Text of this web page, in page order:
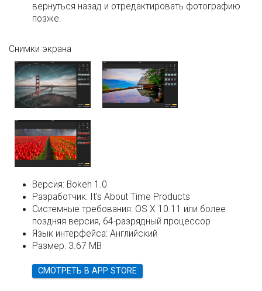
вернуться назад и отредактировать фотографию
позже.
Снимки экрана
Версия: Bokeh 1.0
Разработчик: It's About Time Products
Системные требования: OS X 10.11 или более
поздняя версия, 64-разрядный процессор
Язык интерфейса: Английский
Размер: 3.67 MB
СМОТРЕТЬ В APP STORE